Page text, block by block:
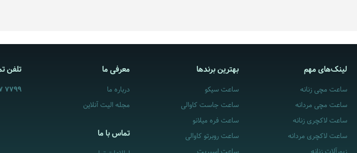
لینک‌های مهم
ساعت مچی زنانه
ساعت مچی مردانه
ساعت لاکچری زنانه
ساعت لاکچری مردانه
بهترین برندها
ساعت سیکو
ساعت جاست کاوالی
ساعت فره میلانو
ساعت روبرتو کاوالی
معرفی ما
درباره ما
مجله الیت آنلاین
تماس با ما
تلفن
7799